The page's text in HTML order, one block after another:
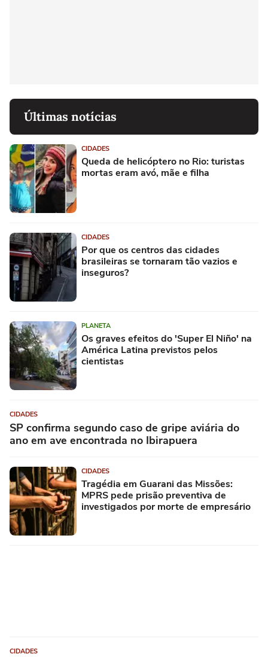
Últimas notícias
CIDADES
Queda de helicóptero no Rio: turistas
mortas eram avó, mãe e filha
CIDADES
Por que os centros das cidades
brasileiras se tornaram tão vazios e
inseguros?
PLANETA
Os graves efeitos do 'Super El Niño' na
América Latina previstos pelos
cientistas
CIDADES
SP confirma segundo caso de gripe aviária do
ano em ave encontrada no Ibirapuera
CIDADES
Tragédia em Guarani das Missões:
MPRS pede prisão preventiva de
investigados por morte de empresário
CIDADES